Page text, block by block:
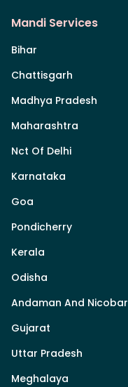
Mandi Services
Bihar
Chattisgarh
Madhya Pradesh
Maharashtra
Nct Of Delhi
Karnataka
Goa
Pondicherry
Kerala
Odisha
Andaman And Nicobar
Gujarat
Uttar Pradesh
Meghalaya